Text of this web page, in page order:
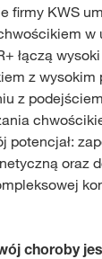
firmy KWS
w
łączą
z wysokim
z podejściem
potencjał:
oraz
choroby